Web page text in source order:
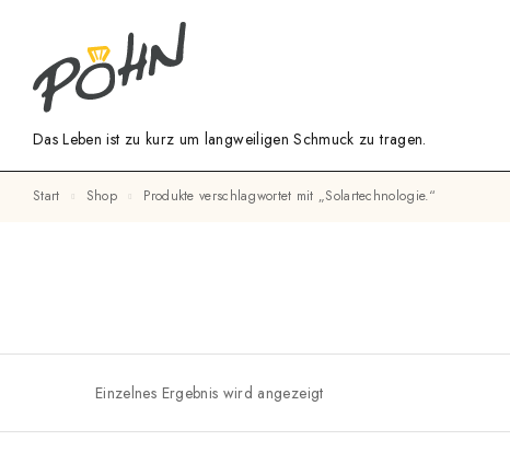
Das Leben ist zu kurz um langweiligen Schmuck zu tragen.
Start Shop Produkte verschlagwortet mit „Solartechnologie.“
Einzelnes Ergebnis wird angezeigt